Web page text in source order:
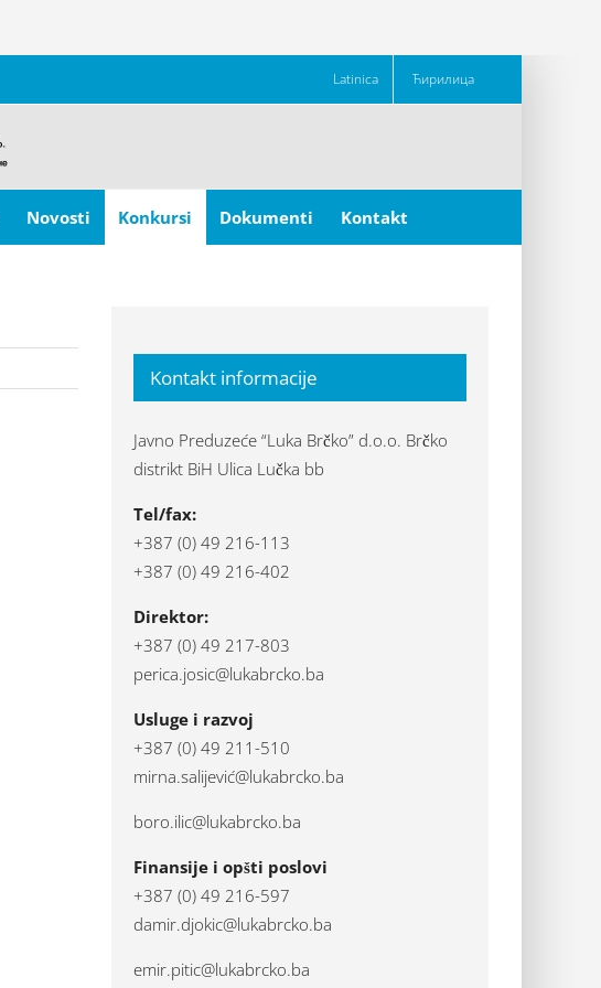
Latinica Ћирилица
Novosti Konkursi Dokumenti Kontakt
Kontakt informacije
Javno Preduzeće “Luka Brčko” d.o.o. Brčko
distrikt BiH Ulica Lučka bb
Tel/fax:
+387 (0) 49 216-113
+387 (0) 49 216-402
Direktor:
+387 (0) 49 217-803
perica.josic@lukabrcko.ba
Usluge i razvoj
+387 (0) 49 211-510
mirna.salijević@lukabrcko.ba
boro.ilic@lukabrcko.ba
Finansije i opšti poslovi
+387 (0) 49 216-597
damir.djokic@lukabrcko.ba
emir.pitic@lukabrcko.ba